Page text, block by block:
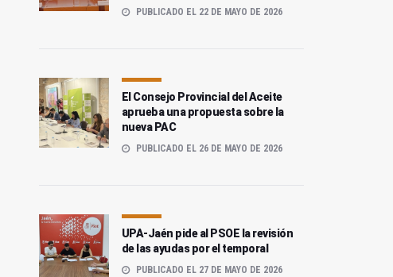
PUBLICADO EL 22 DE MAYO DE 2026
El Consejo Provincial del Aceite
aprueba una propuesta sobre la
nueva PAC
PUBLICADO EL 26 DE MAYO DE 2026
UPA-Jaén pide al PSOE la revisión
de las ayudas por el temporal
PUBLICADO EL 27 DE MAYO DE 2026